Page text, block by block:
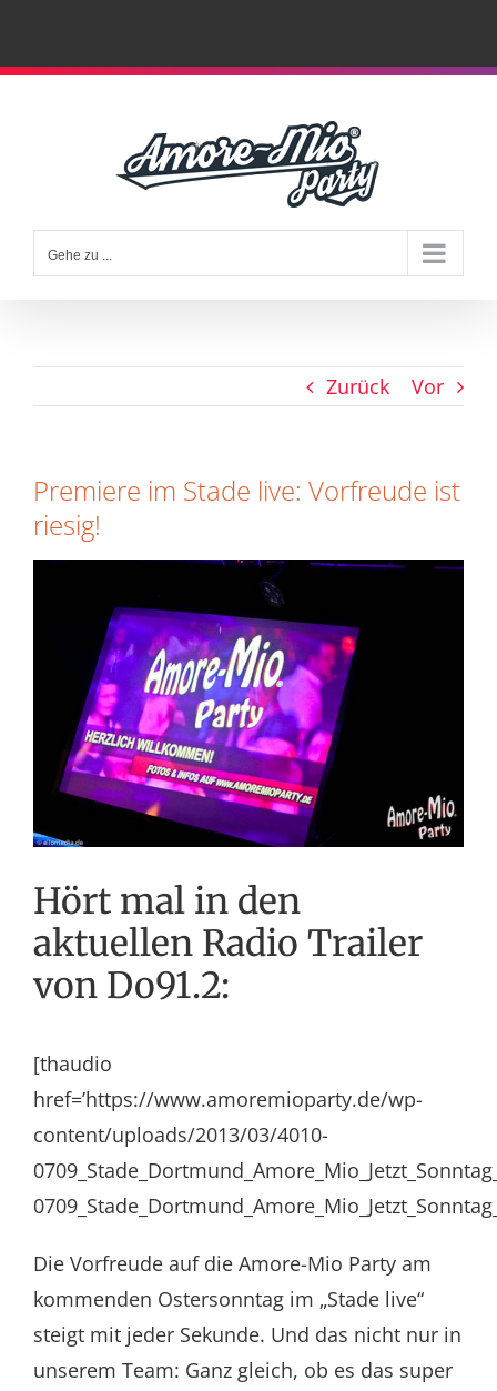
Zum
Gehe zu ...
Zurück Vor
Premiere im Stade live: Vorfreude ist
riesig!
grösseres
Hört mal in den
aktuellen Radio Trailer
von Do91.2:
[thaudio
href=’https://www.amoremioparty.de/wp-
content/uploads/2013/03/4010-
Die Vorfreude auf die Amore-Mio Party am
kommenden Ostersonntag im „Stade live“
steigt mit jeder Sekunde. Und das nicht nur in
unserem Team: Ganz gleich, ob es das super